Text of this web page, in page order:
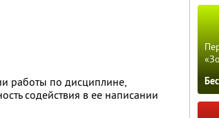
работы по дисциплине,
содействия в ее написании